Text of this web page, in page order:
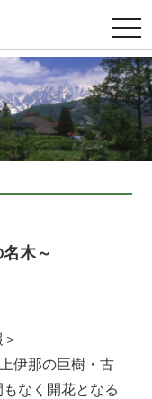
t
o
g
g
l
e
n
a
v
g
i
木～
伊那の巨樹・古
なく開花となる